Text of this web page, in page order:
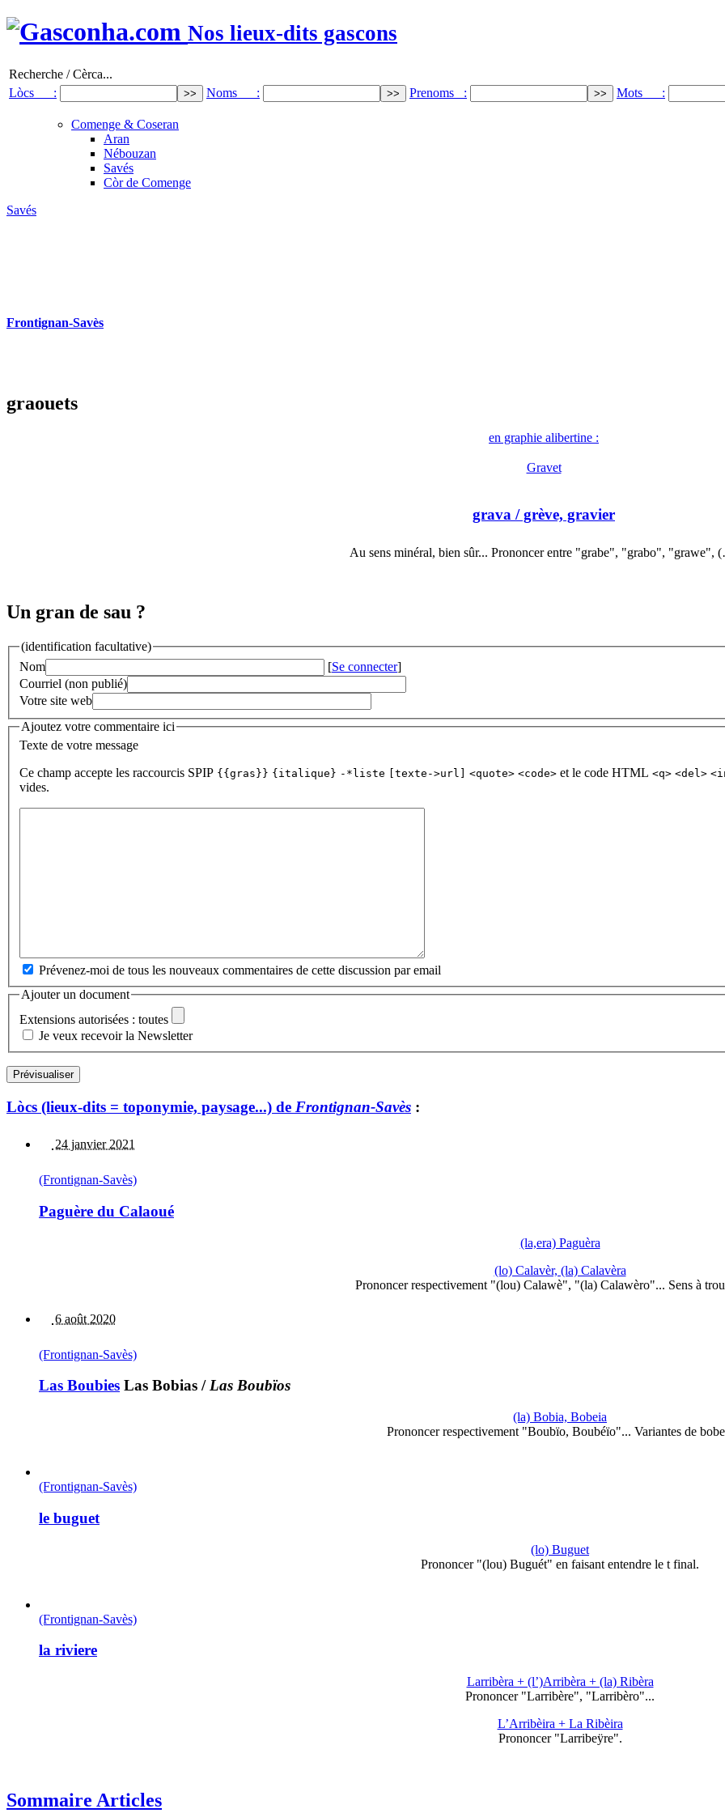
Nos lieux-dits gascons
Recherche / Cèrca...
Lòcs :
Noms : Prenoms : Mots :
Comenge & Coseran
Aran
Nébouzan
Savés
Còr de Comenge
Savés
Frontignan-Savès
graouets
en graphie alibertine :
Gravet
grava / grève, gravier
Au sens minéral, bien sûr... Prononcer entre "grabe", "grabo", "grawe",
Un gran de sau ?
(identification facultative)
Nom
[Se connecter]
Courriel (non publié)
Votre site web
Ajoutez votre commentaire ici
Texte de votre message
Ce champ accepte les raccourcis SPIP {{gras}} {italique} -*liste [texte->url] <quote> <code> et le code HTML <q> <del>
vides.
Prévenez-moi de tous les nouveaux commentaires de cette discussion par email
Ajouter un document
Extensions autorisées : toutes
Je veux recevoir la Newsletter
Lòcs (lieux-dits = toponymie, paysage...) de Frontignan-Savès :
24 janvier 2021
(Frontignan-Savès)
Paguère du Calaoué
(la,era) Paguèra
(lo) Calavèr, (la) Calavèra
Prononcer respectivement "(lou) Calawè", "(la) Calawèro"... Sens à
6 août 2020
(Frontignan-Savès)
Las Boubies Las Bobias /Las Boubïos
(la) Bobia, Bobeia
Prononcer respectivement "Boubïo, Boubéïo"... Variantes de
(Frontignan-Savès)
le buguet
(lo) Buguet
Prononcer "(lou) Buguét" en faisant entendre le t final.
(Frontignan-Savès)
la riviere
Larribèra + (l’)Arribèra + (la) Ribèra
Prononcer "Larribère", "Larribèro"...
L’Arribèira + La Ribèira
Prononcer "Larribeÿre".
Sommaire Articles